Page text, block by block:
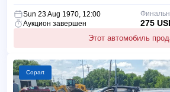
Sun 23 Aug 1970, 12:00
Аукцион завершен
Этот автомобиль
275
Copart